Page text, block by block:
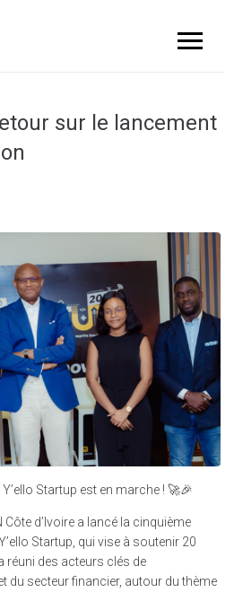
sur le lancement
Startup est en marche ! 🚀🎉
d’Ivoire a lancé la cinquième
Startup, qui vise à soutenir 20
réuni des acteurs clés de
du secteur financier, autour du thème